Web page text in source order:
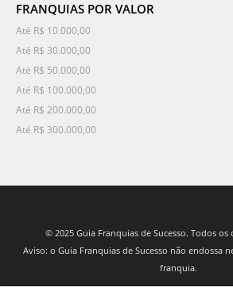
FRANQUIAS POR VALOR
Até R$ 10.000,00
Até R$ 30.000,00
Até R$ 50.000,00
Até R$ 100.000,00
Até R$ 200.000,00
Até R$ 300.000,00
© 2025 Guia Franquias de Sucesso. Todos os
Aviso: o Guia Franquias de Sucesso não endossa
franquia.